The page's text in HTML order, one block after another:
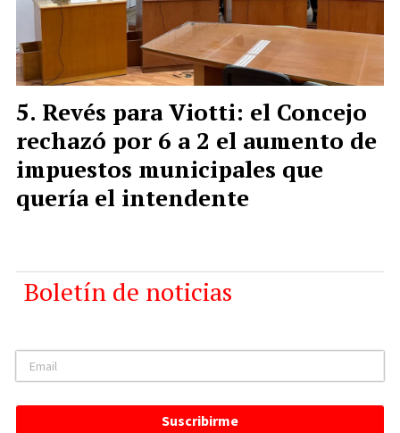
Revés para Viotti: el Concejo
rechazó por 6 a 2 el aumento de
impuestos municipales que
quería el intendente
Boletín de noticias
Suscribirme